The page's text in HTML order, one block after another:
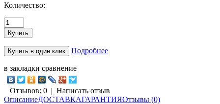
Количество:
Подробнее
в закладки сравнение
Отзывов: 0 | Написать отзыв
ОписаниеДОСТАВКАГАРАНТИЯОтзывы (0)